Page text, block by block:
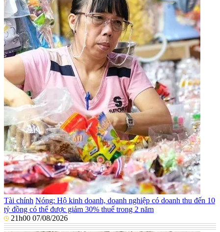
Tài chính Nóng: Hộ kinh doanh, doanh nghiệp có doanh thu đến 10
tỷ đồng có thể được giảm 30% thuế trong 2 năm
21h00 07/08/2026